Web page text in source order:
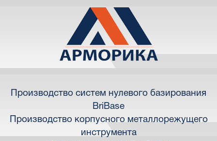
Производство систем нулевого базирования
BriBase
Производство корпусного металлорежущего
инструмента